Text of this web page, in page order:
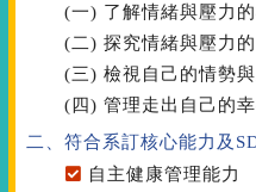
(一) 了解情緒與壓力
(二) 探究情緒與壓力
(三) 檢視自己的情勢
(四) 管理走出自己的
二、符合系訂核心能力 及
自主健康管理能力